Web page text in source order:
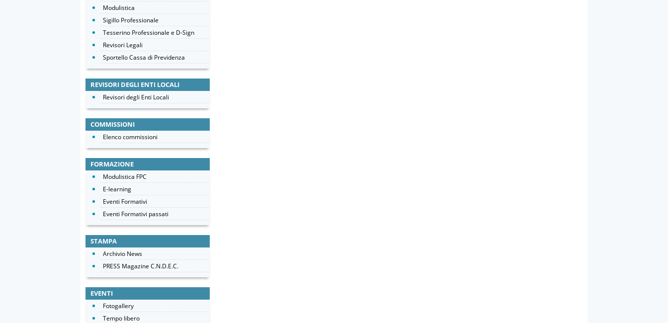
Modulistica
Sigillo Professionale
Tesserino Professionale e D-Sign
Revisori Legali
Sportello Cassa di Previdenza
REVISORI DEGLI ENTI LOCALI
Revisori degli Enti Locali
COMMISSIONI
Elenco commissioni
FORMAZIONE
Modulistica FPC
E-learning
Eventi Formativi
Eventi Formativi passati
STAMPA
Archivio News
PRESS Magazine C.N.D.E.C.
EVENTI
Fotogallery
Tempo libero